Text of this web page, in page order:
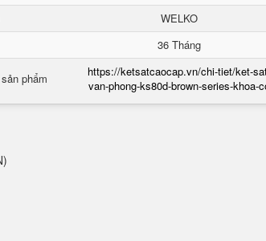
WELKO
36 Tháng
phẩm
https://ketsatcaocap.vn/chi-tiet/ket-
van-phong-ks80d-brown-series-khoa-